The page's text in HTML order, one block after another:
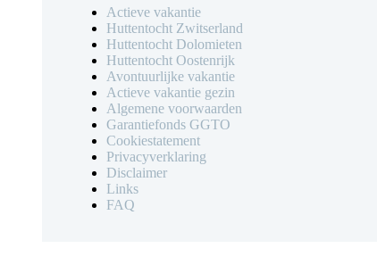
Actieve vakantie
Huttentocht Zwitserland
Huttentocht Dolomieten
Huttentocht Oostenrijk
Avontuurlijke vakantie
Actieve vakantie gezin
Algemene voorwaarden
Garantiefonds GGTO
Cookiestatement
Privacyverklaring
Disclaimer
Links
FAQ